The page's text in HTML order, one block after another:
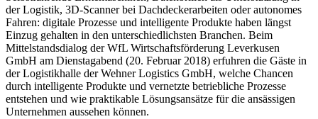
der Logistik, 3D-Scanner bei Dachdeckerarbeiten oder autonomes
Fahren: digitale Prozesse und intelligente Produkte haben längst
Einzug gehalten in den unterschiedlichsten Branchen. Beim
Mittelstandsdialog der WfL Wirtschaftsförderung Leverkusen
GmbH am Dienstagabend (20. Februar 2018) erfuhren die Gäste in
der Logistikhalle der Wehner Logistics GmbH, welche Chancen
durch intelligente Produkte und vernetzte betriebliche Prozesse
entstehen und wie praktikable Lösungsansätze für die ansässigen
Unternehmen aussehen können.